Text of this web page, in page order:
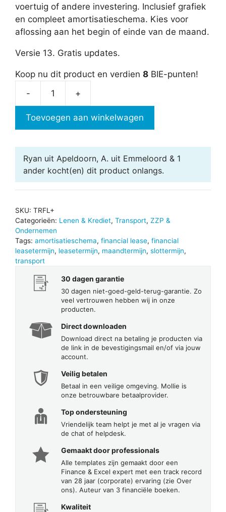
voertuig of andere investering. Inclusief grafiek
en compleet amortisatieschema. Kies voor
aflossing aan het begin of einde van de maand.
Versie 13. Gratis updates.
Koop nu dit product en verdien 8 BIE-punten!
-
aantal
+
Toevoegen aan winkelwagen
Ryan uit Apeldoorn, A. uit Emmeloord & 1
ander kocht(en) dit product onlangs.
SKU: TRFL+
Categorieën: Lenen & Krediet, Transport, ZZP &
Ondernemen
Tags: amortisatieschema, financial lease, financial
leasetermijn, leasetermijn, maandtermijn, slottermijn,
transport
30 dagen garantie
30 dagen niet-goed-geld-terug-garantie. Zo
veel vertrouwen hebben wij in onze
producten.
Direct downloaden
Download direct na betaling je producten via
de link in de bevestigingsmail en/of via jouw
account.
Veilig betalen
Betaal in een veilige omgeving. Mollie is
onze betrouwbare betaalprovider.
Top ondersteuning
Vriendelijk team helpt je met al je vragen via
de chat of helpdesk.
Gemaakt door professionals
Alle templates zijn gemaakt door een
Finance & Excel expert met een track record
van 28 jaar (corporate) ervaring (zie Over
ons). Auteur van 3 financiële boeken.
Kwaliteit